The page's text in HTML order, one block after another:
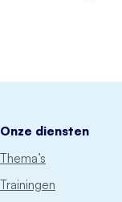
Onze diensten
Thema’s
Trainingen